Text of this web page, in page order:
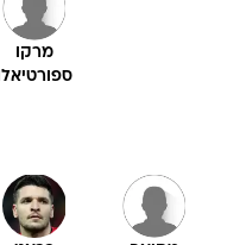
מרקו
ספורטיאלו